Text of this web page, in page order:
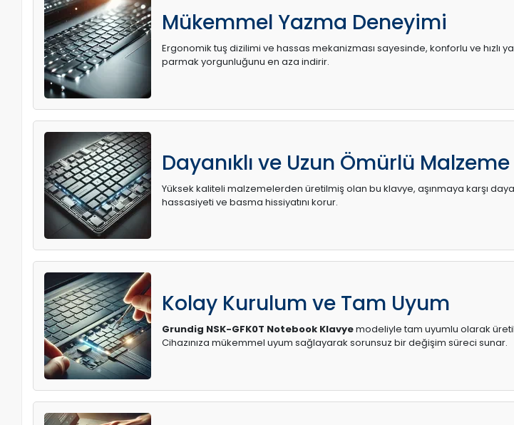
Mükemmel Yazma Deneyimi
Ergonomik tuş dizilimi ve hassas mekanizması sayesinde, konforlu ve hızlı
parmak yorgunluğunu en aza indirir.
Dayanıklı ve Uzun Ömürlü Malzeme
Yüksek kaliteli malzemelerden üretilmiş olan bu klavye, aşınmaya karşı
hassasiyeti ve basma hissiyatını korur.
Kolay Kurulum ve Tam Uyum
Grundig NSK-GFK0T Notebook Klavyemodeliyle tam uyumlu olarak
Cihazınıza mükemmel uyum sağlayarak sorunsuz bir değişim süreci sunar.